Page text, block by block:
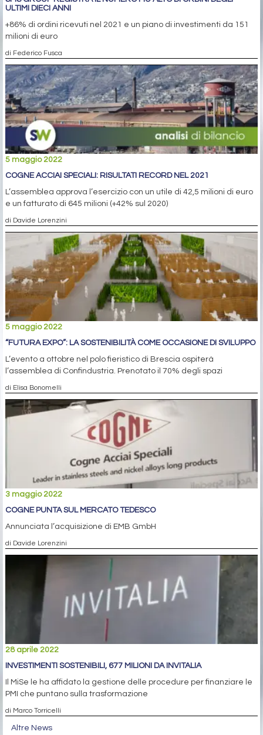
ULTIMI DIECI ANNI
+86% di ordini ricevuti nel 2021 e un piano di investimenti da 151
milioni di euro
di Federico Fusca
5 maggio 2022
COGNE ACCIAI SPECIALI: RISULTATI RECORD NEL 2021
L’assemblea approva l’esercizio con un utile di 42,5 milioni di euro
e un fatturato di 645 milioni (+42% sul 2020)
di Davide Lorenzini
5 maggio 2022
“FUTURA EXPO”: LA SOSTENIBILITÀ COME OCCASIONE DI SVILUPPO
L’evento a ottobre nel polo fieristico di Brescia ospiterà
l’assemblea di Confindustria. Prenotato il 70% degli spazi
di Elisa Bonomelli
3 maggio 2022
COGNE PUNTA SUL MERCATO TEDESCO
Annunciata l’acquisizione di EMB GmbH
di Davide Lorenzini
28 aprile 2022
INVESTIMENTI SOSTENIBILI, 677 MILIONI DA INVITALIA
Il MiSe le ha affidato la gestione delle procedure per finanziare le
PMI che puntano sulla trasformazione
di Marco Torricelli
Altre News